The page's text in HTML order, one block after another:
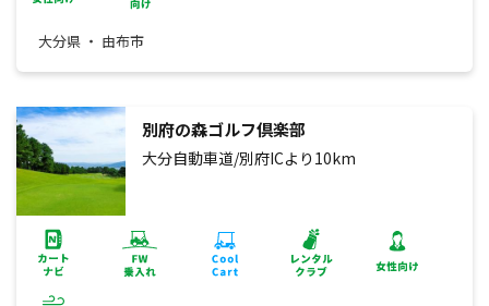
大分県 ・ 由布市
別府の森ゴルフ倶楽部
大分自動車道/別府ICより10km